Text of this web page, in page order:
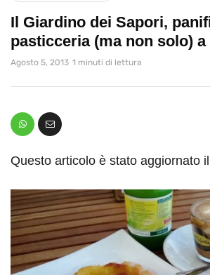
Il Giardino dei Sapori,
pasticceria (ma non solo)
Agosto 5, 2013 1 minuti di lettura
Questo articolo è stato aggiornato